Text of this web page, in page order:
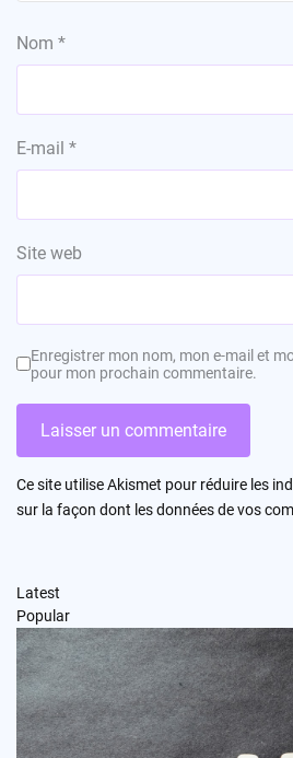
Nom *
E-mail *
Site web
Enregistrer mon nom, mon e-mail et
pour mon prochain commentaire.
Ce site utilise Akismet pour réduire les
sur la façon dont les données de vos
Latest
Popular